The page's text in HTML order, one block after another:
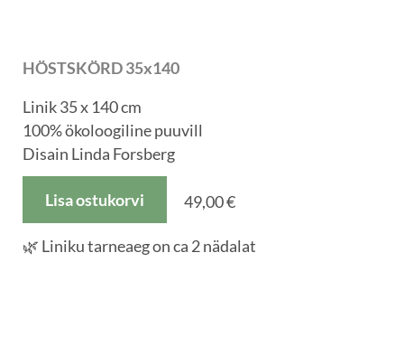
HÖSTSKÖRD 35x140
Linik 35 x 140 cm
100% ökoloogiline puuvill
Disain Linda Forsberg
Lisa ostukorvi 49,00 €
🌿 Liniku tarneaeg on ca 2 nädalat